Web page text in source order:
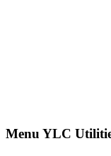
Menu YLC